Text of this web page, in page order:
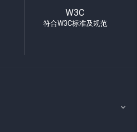
W3C
符合W3C标准及规范